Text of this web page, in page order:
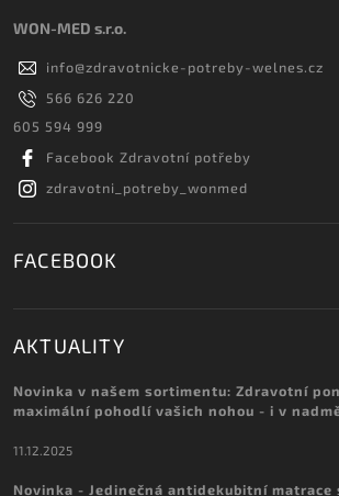
WON-MED s.r.o.
info@zdravotnicke-potreby-welnes.cz
566 626 220
605 594 999
Facebook Zdravotní potřeby
zdravotni_potreby_wonmed
FACEBOOK
AKTUALITY
Novinka v našem sortimentu: Zdravotní
maximální pohodlí vašich nohou - i v
11.12.2025
Novinka - Jedinečná antidekubitní matrace